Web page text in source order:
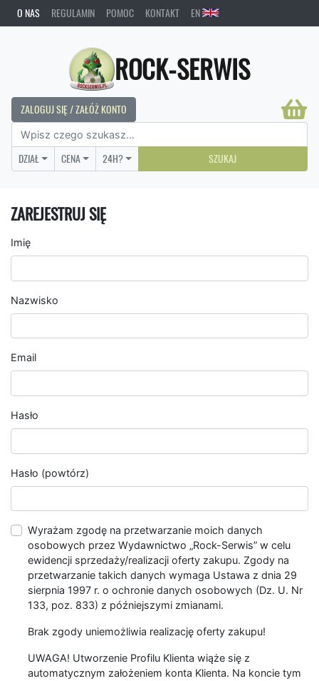
O NAS REGULAMIN POMOC KONTAKT EN
ROCK-SERWIS
ZALOGUJ SIĘ / ZAŁÓŻ KONTO
DZIAŁ CENA 24H? SZUKAJ
ZAREJESTRUJ SIĘ
Imię
Nazwisko
Email
Hasło
Hasło (powtórz)
Wyrażam zgodę na przetwarzanie moich danych
osobowych przez Wydawnictwo „Rock-Serwis” w celu
ewidencji sprzedaży/realizacji oferty zakupu. Zgody na
przetwarzanie takich danych wymaga Ustawa z dnia 29
sierpnia 1997 r. o ochronie danych osobowych (Dz. U. Nr
133, poz. 833) z późniejszymi zmianami.
Brak zgody uniemożliwia realizację oferty zakupu!
UWAGA! Utworzenie Profilu Klienta wiąże się z
automatycznym założeniem konta Klienta. Na koncie tym